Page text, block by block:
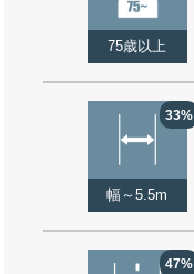
75歳以上
33%
幅～5.5m
47%